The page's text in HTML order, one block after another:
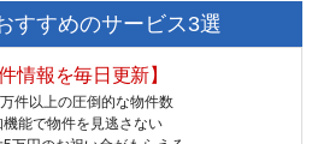
すすめのサービス3選
件情報を毎日更新】
万件以上の圧倒的な物件数
機能で物件を見逃さない